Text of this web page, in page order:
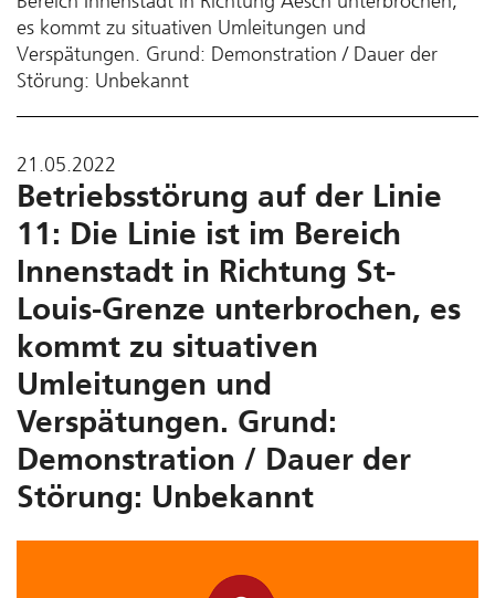
es kommt zu situativen Umleitungen und
Verspätungen. Grund: Demonstration / Dauer der
Störung: Unbekannt
21.05.2022
Betriebsstörung auf der Linie
11: Die Linie ist im Bereich
Innenstadt in Richtung St-
Louis-Grenze unterbrochen, es
kommt zu situativen
Umleitungen und
Verspätungen. Grund:
Demonstration / Dauer der
Störung: Unbekannt